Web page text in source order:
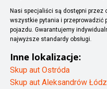
Nasi specjaliści są dostępni przez
wszystkie pytania i przeprowadzić
pojazdu. Gwarantujemy
najwyższe standardy obsługi.
Inne lokalizacje:
Skup aut Ostróda
Skup aut Aleksandrów